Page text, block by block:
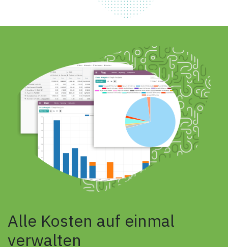
Alle Kosten auf einmal
verwalten